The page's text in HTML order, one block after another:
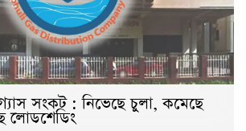
গ্যাস সংকট : নিভেছে চুলা, কমেছে
লোডশেডিং